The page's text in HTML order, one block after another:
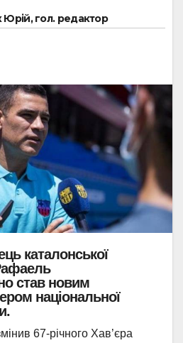
гол. редактор
каталонської
став новим
національної
67-річного Хав’єра